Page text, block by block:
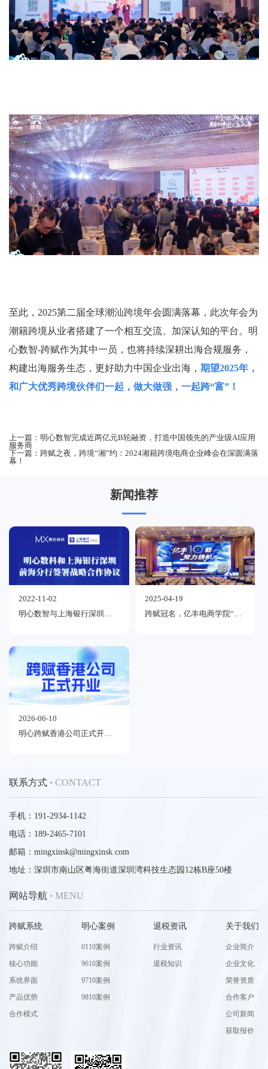
至此，2025第二届全球潮汕跨境年会圆满落幕，此次年会为
潮籍跨境从业者搭建了一个相互交流、加深认知的平台。明
心数智-跨赋作为其中一员，也将持续深耕出海合规服务，
构建出海服务生态，更好助力中国企业出海， 期望2025年，
和广大优秀跨境伙伴们一起，做大做强，一起跨“富”！
上一篇： 明心数智完成近两亿元B轮融资，打造中国领先的产业级AI应用
服务商
下一篇： 跨赋之夜，跨境“湘”约：2024湘籍跨境电商企业峰会在深圆满落
幕！
新闻推荐
2022-11-02
明心数智与上海银行深圳前海分行签署战略合作协议
2025-04-19
跨赋冠名，亿丰电商学院“亿丰10载，聚力扬帆”年会圆满落幕
2026-06-10
明心跨赋香港公司正式开业，开启合规AI Agent出海第一步
联系方式 · CONTACT
手机：191-2934-1142
电话：189-2465-7101
邮箱：mingxinsk@mingxinsk.com
地址：深圳市南山区粤海街道深圳湾科技生态园12栋B座50楼
网站导航 · MENU
跨赋系统
跨赋介绍
核心功能
系统界面
产品优势
合作模式
明心案例
0110案例
9610案例
9710案例
9810案例
退税资讯
行业资讯
退税知识
关于我们
企业简介
企业文化
荣誉资质
合作客户
公司新闻
获取报价